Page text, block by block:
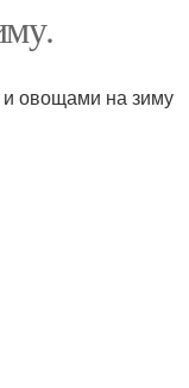
и овощами на зиму